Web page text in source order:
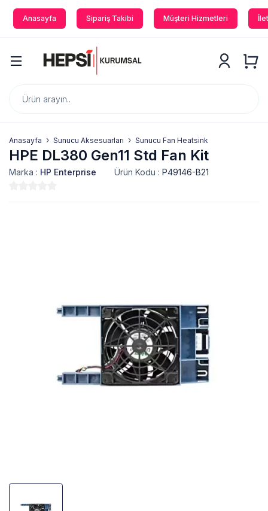
Anasayfa Sipariş Takibi Müşteri Hizmetleri
Anasayfa Sunucu Aksesuarları Sunucu Fan Heatsink
HPE DL380 Gen11 Std Fan Kit
Marka : HP Enterprise Ürün Kodu : P49146-B21